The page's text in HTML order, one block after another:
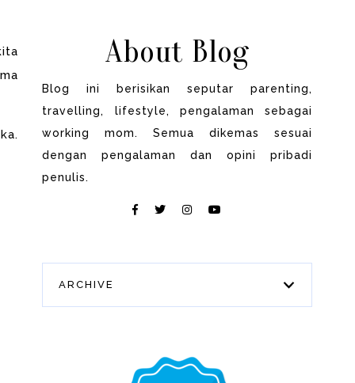
About Blog
Blog ini berisikan seputar parenting,
travelling, lifestyle, pengalaman sebagai
working mom. Semua dikemas sesuai
dengan pengalaman dan opini pribadi
penulis.
ARCHIVE